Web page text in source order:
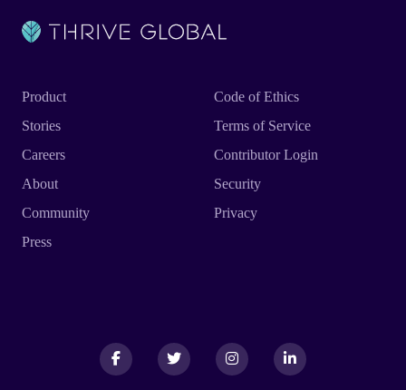
Product
Stories
Careers
About
Community
Press
Code of Ethics
Terms of Service
Contributor Login
Security
Privacy
Facebook
FacebookTwitter
Twitter Instagram
InstagramLinkedIn
LinkedIn